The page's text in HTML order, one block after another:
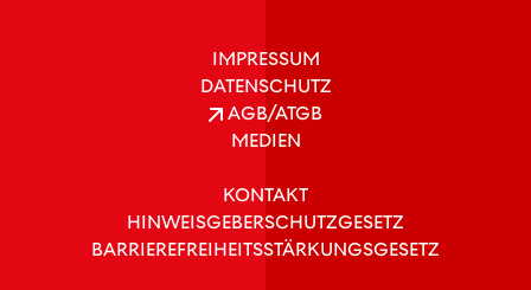
IMPRESSUM
DATENSCHUTZ
AGB/ATGB
MEDIEN
KONTAKT
HINWEISGEBERSCHUTZGESETZ
BARRIEREFREIHEITSSTÄRKUNGSGESETZ